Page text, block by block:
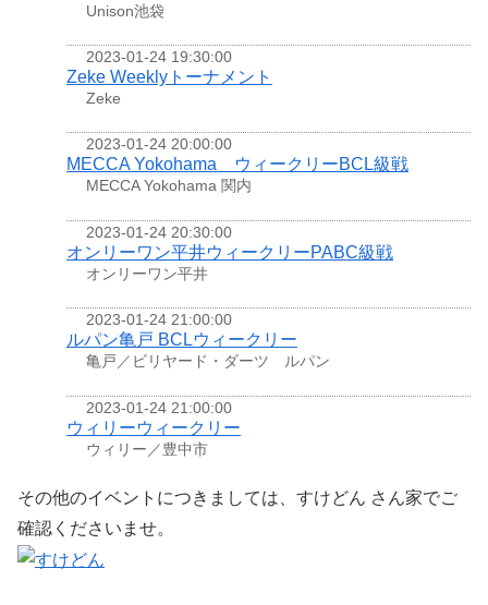
Unison池袋
2023-01-24 19:30:00
Zeke Weeklyトーナメント
Zeke
2023-01-24 20:00:00
MECCA Yokohama ウィークリーBCL級戦
MECCA Yokohama 関内
2023-01-24 20:30:00
オンリーワン平井ウィークリーPABC級戦
オンリーワン平井
2023-01-24 21:00:00
ルパン亀戸 BCLウィークリー
亀戸／ビリヤード・ダーツ ルパン
2023-01-24 21:00:00
ウィリーウィークリー
ウィリー／豊中市
その他のイベントにつきましては、すけどん さん家でご
確認くださいませ。